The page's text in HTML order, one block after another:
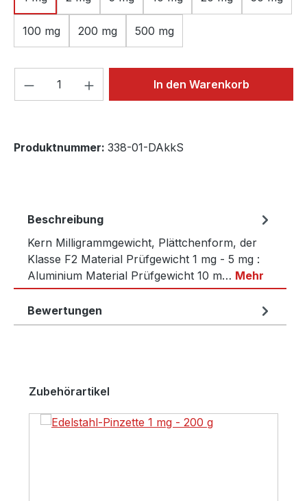
100 mg 200 mg 500 mg
Produkt Anzahl: Gib denIn den Warenkorb
Produktnummer: 338-01-DAkkS
Beschreibung
Kern Milligrammgewicht, Plättchenform, der
Klasse F2 Material Prüfgewicht 1 mg - 5 mg :
Aluminium Material Prüfgewicht 10 m… Mehr
Bewertungen
Produktgalerie überspringen
Zubehörartikel